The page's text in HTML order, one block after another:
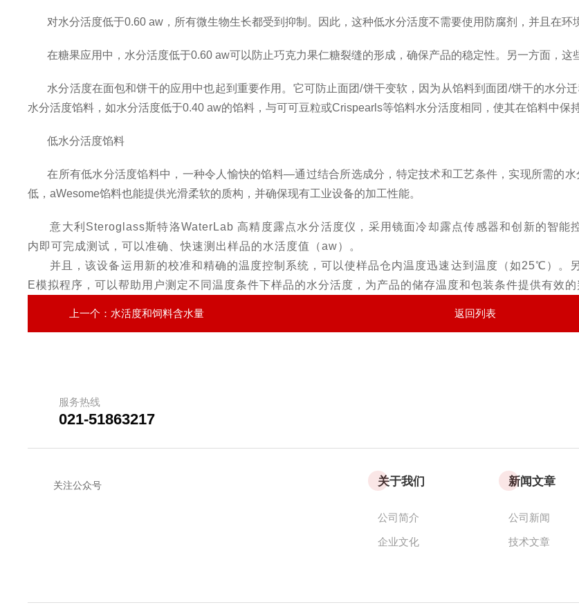
对水分活度低于0.60 aw，所有微生物生长都受到抑制。因此，这种低水分活度不需要使用防腐剂，并且在环
在糖果应用中，水分活度低于0.60 aw可以防止巧克力果仁糖裂缝的形成，确保产品的稳定性。另一方面，这
水分活度在面包和饼干的应用中也起到重要作用。它可防止面团/饼干变软，因为从馅料到面团/饼干的水分
水分活度馅料，如水分活度低于0.40 aw的馅料，与可可豆粒或Crispearls等馅料水分活度相同，使其在馅料中保持
低水分活度馅料
在所有低水分活度馅料中，一种令人愉快的馅料—通过结合所选成分，特定技术和工艺条件，实现所需的
低，aWesome馅料也能提供光滑柔软的质构，并确保现有工业设备的加工性能。
意大利 Steroglass斯特洛WaterLab 高精度露点水分活度仪，采用镜面冷却露点传感器和创新的智
内即可完成测试，可以准确、快速测出样品的水活度值（aw）。
并且，该设备运用新的校准和精确的温度控制系统，可以使样品仓内温度迅速达到温度（如25℃）。
E模拟程序，可以帮助用户测定不同温度条件下样品的水分活度，为产品的储存温度和包装条件提供有效
上一个： 水活度和饲料含水量 返回列表
服务热线
021-51863217
关注公众号 关于我们
公司简介
企业文化
新闻文章
公司新闻
技术文章